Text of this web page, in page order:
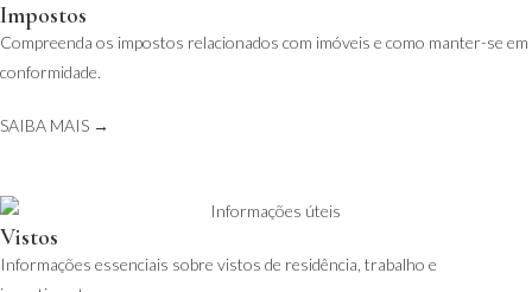
Impostos
Compreenda os impostos relacionados com imóveis e como manter-se em
conformidade.
SAIBA MAIS →
Vistos
Informações essenciais sobre vistos de residência, trabalho e